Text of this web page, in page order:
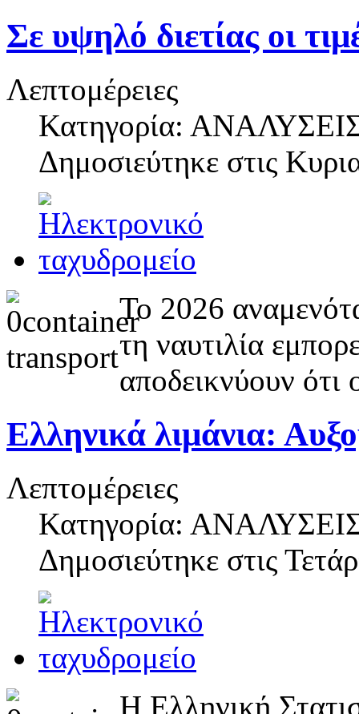
Σε υψηλό διετίας οι
Λεπτομέρειες
Κατηγορία:
Δημοσιεύτηκε στις
Το 2026
τη ναυτιλία
αποδεικνύουν ότι
Ελληνικά λιμάνια:
Λεπτομέρειες
Κατηγορία:
Δημοσιεύτηκε στις
Η Ελληνική